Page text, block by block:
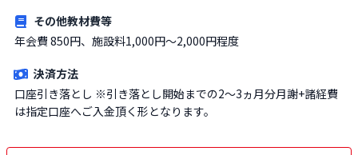
その他教材費等
年会費 850円、施設料1,000円〜2,000円程度
決済方法
口座引き落とし ※引き落とし開始までの2〜3ヵ月分月謝+諸経費
は指定口座へご入金頂く形となります。